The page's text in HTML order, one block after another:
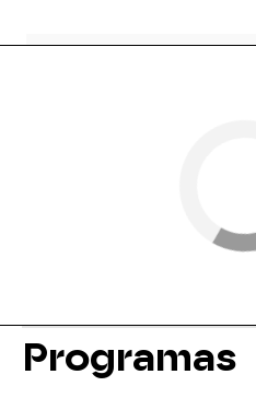
Programas